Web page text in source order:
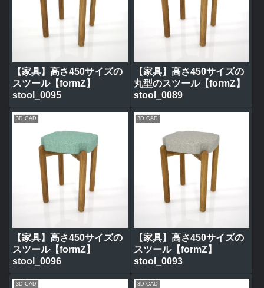
【家具】高さ450サイズの
スツール【formZ】
stool_0095
【家具】高さ450サイズの
丸型のスツール【formZ】
stool_0089
3D CAD
【家具】高さ450サイズの
スツール【formZ】
stool_0096
3D CAD
【家具】高さ450サイズの
スツール【formZ】
stool_0093
3D CAD 3D CAD